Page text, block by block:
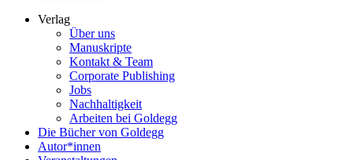
Verlag
Über uns
Manuskripte
Kontakt & Team
Corporate Publishing
Jobs
Nachhaltigkeit
Arbeiten bei Goldegg
Die Bücher von Goldegg
Autor*innen